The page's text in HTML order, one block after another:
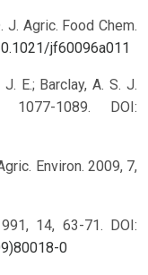
J. Agric. Food Chem.
jf60096a011
E.; Barclay, A. S. J.
1077-1089.
DOI:
Environ. 2009, 7,
14, 63-71. DOI:
0